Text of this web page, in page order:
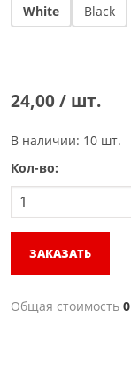
White Black
24,00 / шт.
В наличии: 10 шт.
Кол-во:
ЗАКАЗАТЬ
Общая стоимость 0